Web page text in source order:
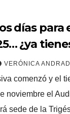
días para
¿ya
VERÓNICA
comenzó y el
noviembre el
sede de la
agosto